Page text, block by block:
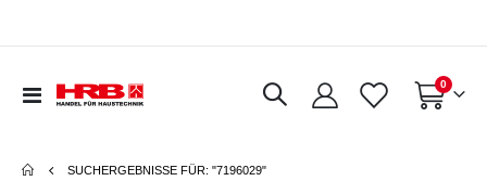
Navigation
Warenkorb
0Artikel
SUCHERGEBNISSE FÜR: "7196029"